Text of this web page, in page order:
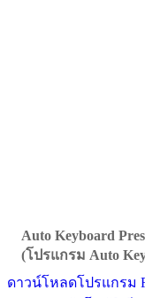
Auto Keyboard
(โปรแกรม Auto
ดาวน์โหลดโปรแกรม